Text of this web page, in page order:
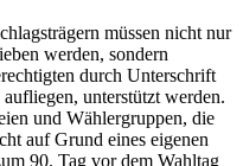
müssen nicht nur
werden, sondern
durch Unterschrift
unterstützt werden.
und Wählergruppen, die
auf Grund eines eigenen
90. Tag vor dem Wahltag